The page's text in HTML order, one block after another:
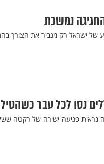
נמשכת
של ישראל רק מגביר את הצורך
נסו לכל עבר
נראית פגיעה ישירה של רקטה